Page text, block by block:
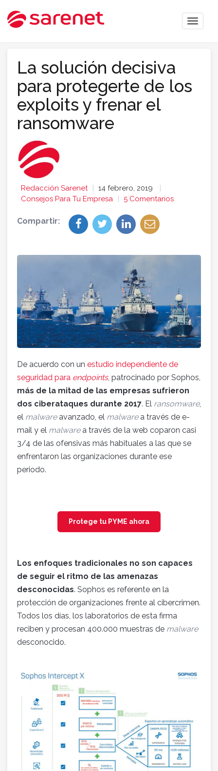
Toggle
La solución decisiva
para protegerte de los
exploits y frenar el
ransomware
Redacción Sarenet
14 febrero, 2019
Consejos Para Tu Empresa
5 Comentarios
Compartir:
De acuerdo con un estudio independiente de
seguridad para endpoints, patrocinado por Sophos,
más de la mitad de las empresas sufrieron
dos ciberataques durante 2017. El ransomware,
el malware avanzado, el malware a través de e-
mail y el malware a través de la web coparon casi
3/4 de las ofensivas más habituales a las que se
enfrentaron las organizaciones durante ese
periodo.
Protege tu PYME ahora
Los enfoques tradicionales no son capaces
de seguir el ritmo de las amenazas
desconocidas. Sophos es referente en la
protección de organizaciones frente al cibercrimen.
Todos los días, los laboratorios de esta firma
reciben y procesan 400.000 muestras de malware
desconocido.